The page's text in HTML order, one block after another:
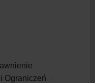
Ograniczeń